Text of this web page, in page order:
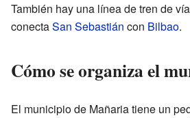
También hay una línea de tren de
conectaSan Sebastián con Bilbao.
Cómo se organiza el
El municipio de Mañaria tiene un